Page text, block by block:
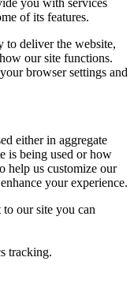
you with services
of its features.
to deliver the website,
our site functions.
browser settings and
either in aggregate
is being used or how
help us customize our
your experience.
our site you can
tracking.